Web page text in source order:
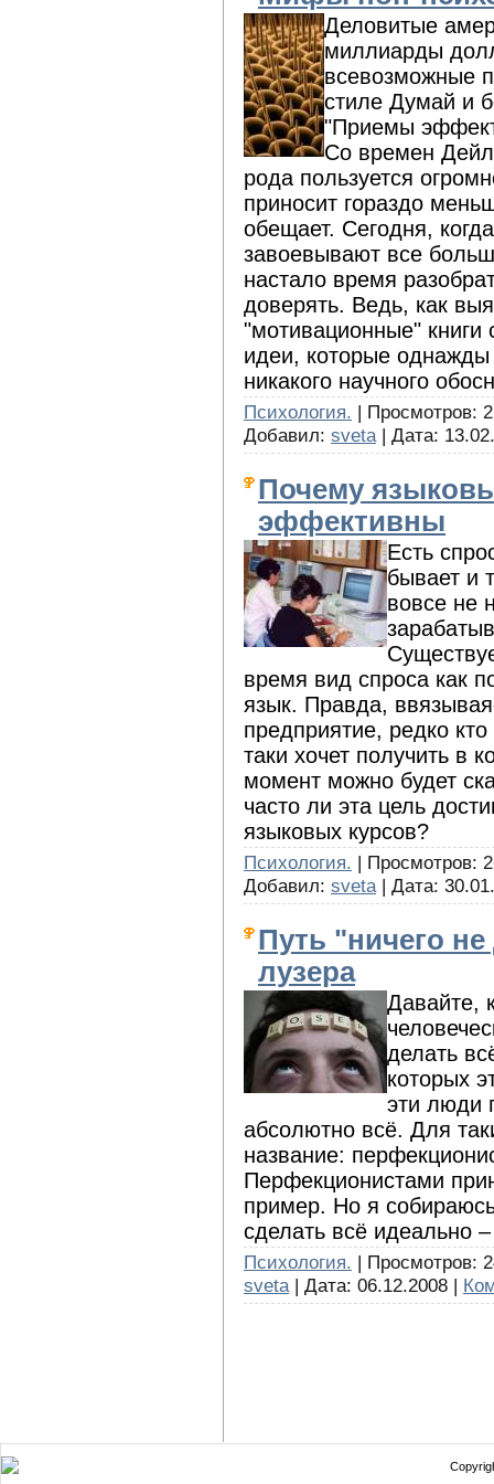
Деловитые
миллиарды
всевозможные
стиле Думай и
"Приемы
Со времен
рода пользуется
приносит гораздо
обещает. Сегодня,
завоевывают все
настало время
доверять. Ведь, как
"мотивационные"
идеи, которые
никакого научного
Психология. | Просмотров:
Добавил: sveta | Дата:
Почему
эффективны
Есть
бывает и
вовсе не
время вид спроса как
язык. Правда,
предприятие, редко
таки хочет получить в
момент можно будет
часто ли эта цель
языковых курсов?
Психология. | Просмотров:
Добавил: sveta | Дата:
Путь "ничего
лузера
Давайте,
делать
которых
эти люди
абсолютно всё. Для
название:
Перфекционистами
пример. Но я собираюсь
сделать всё идеально
Психология. | Просмотров:
sveta | Дата: 06.12.2008 |